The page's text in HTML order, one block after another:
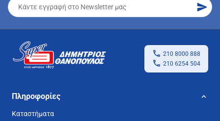
210 8000 888
210 6254 504
Πληροφορίες
Καταστήματα